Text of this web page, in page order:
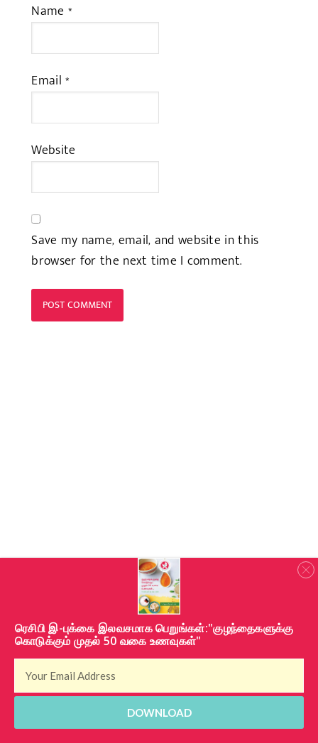
Name *
Email*
Website
Save my name, email, and website in this
browser for the next time I comment.
​ரெசிபி இ-புக்கை இலவசமாக பெறுங்கள்:"குழந்தைகளுக்கு
கொடுக்கும் முதல் 50 வகை உணவுகள்"
DOWNLOAD